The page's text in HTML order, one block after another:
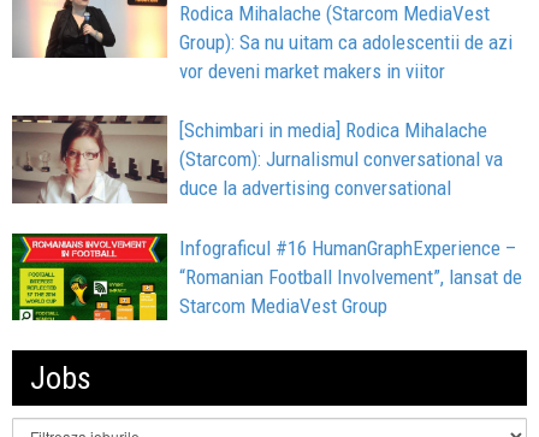
Rodica Mihalache (Starcom MediaVest
Group): Sa nu uitam ca adolescentii de azi
vor deveni market makers in viitor
[Schimbari in media] Rodica Mihalache
(Starcom): Jurnalismul conversational va
duce la advertising conversational
Infograficul #16 HumanGraphExperience –
“Romanian Football Involvement”, lansat de
Starcom MediaVest Group
Jobs